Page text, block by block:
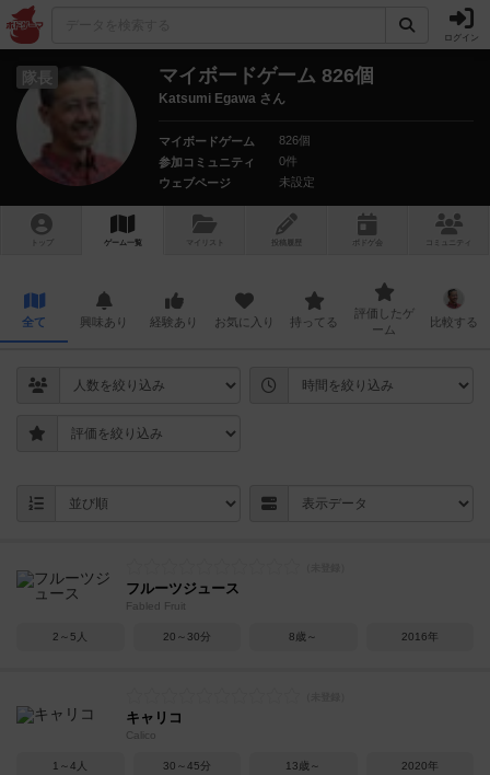
ログイン
隊長 マイボードゲーム 826個
Katsumi Egawa さん
マイボードゲーム
826個
参加コミュニティ
0件
ウェブページ
未設定
トップ ゲーム一覧 マイリスト 投稿履歴 ボ ドゲ コミュニティ
全て 興味あり 経験あり お気に入り 持ってる
評価したゲ
ーム
比較する
フルーツジュース
Fabled Fruit
2～5人 20～30分 8歳～ 2016年
キャリコ
Calico
1～4人 30～45分 13歳～ 2020年